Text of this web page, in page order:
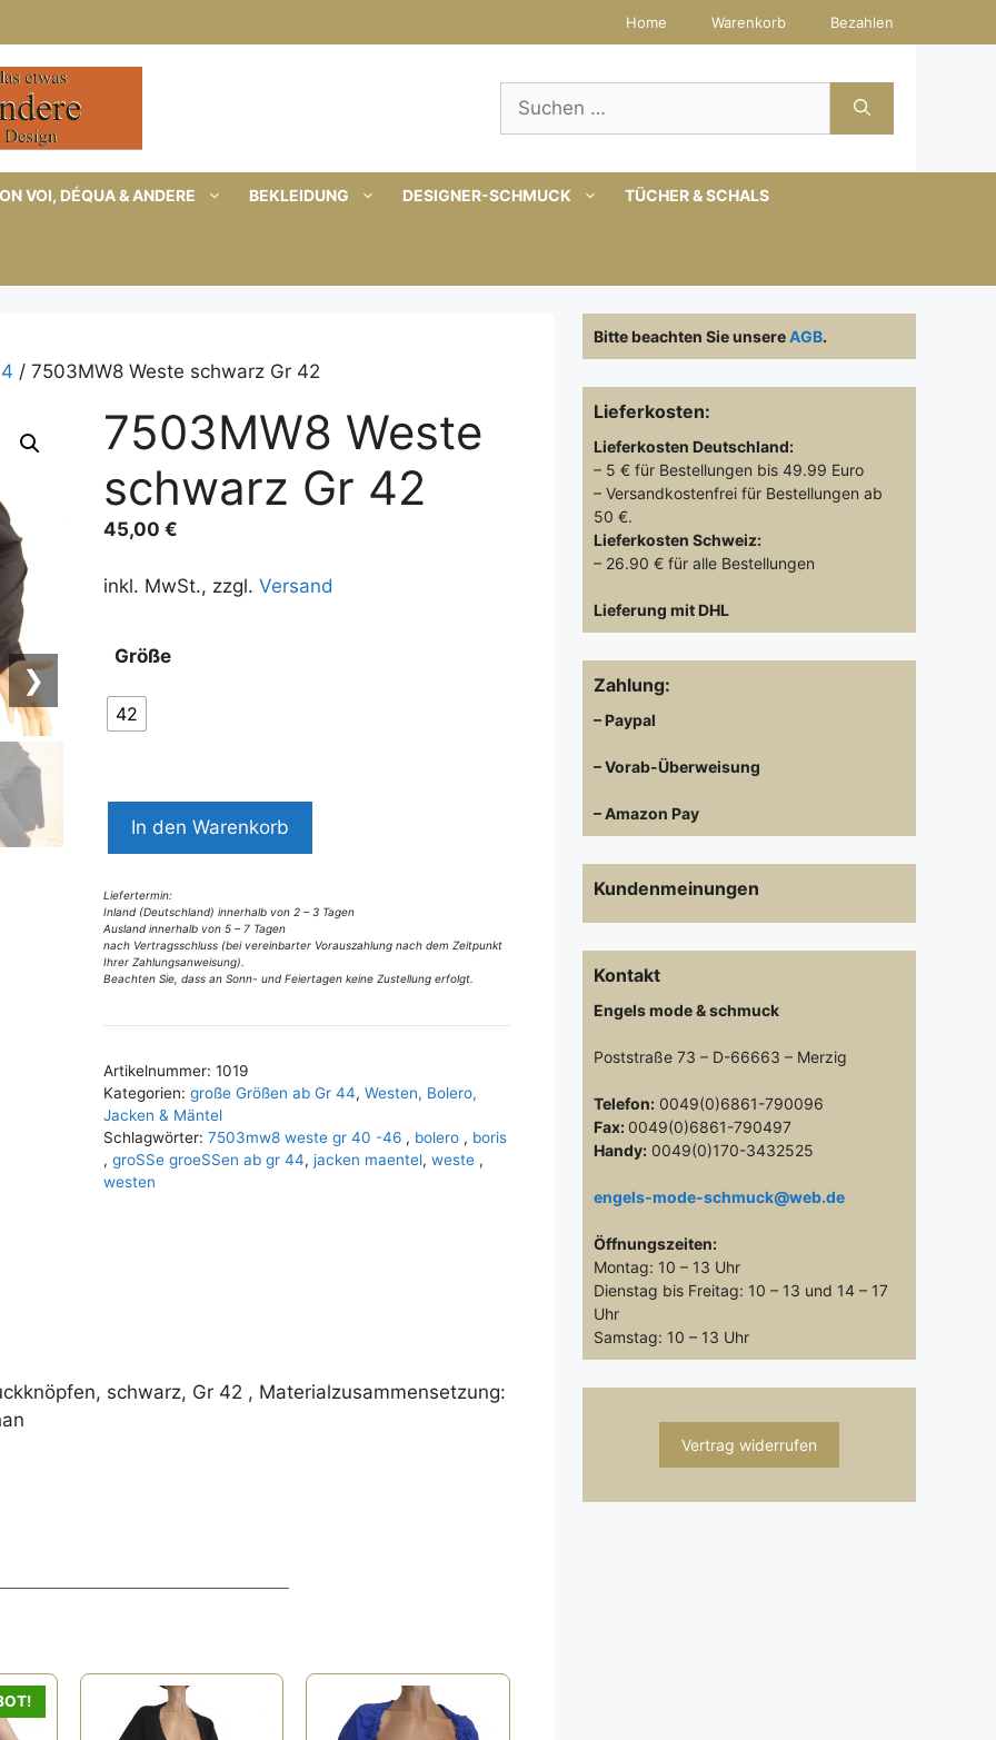
Home Warenkorb Bezahlen
Suchen
nach:
VOI, DÉQUA & ANDERE BEKLEIDUNG DESIGNER-SCHMUCK TÜCHER & SCHALS
/ 7503MW8 Weste schwarz Gr 42
❯
7503MW8 Weste
schwarz Gr 42
45,00€
inkl. MwSt., zzgl.Versand
Größe
42
7503MW8
Weste
Gr
42
Menge
In den Warenkorb
Liefertermin:
Inland (Deutschland) innerhalb von 2 – 3 Tagen
Ausland innerhalb von 5 – 7 Tagen
nach Vertragsschluss (bei vereinbarter Vorauszahlung nach dem Zeitpunkt
Ihrer Zahlungsanweisung).
Beachten Sie, dass an Sonn- und Feiertagen keine Zustellung erfolgt.
l
e
r
n
a
Artikelnummer:1019
Kategorien:große Größen ab Gr 44,Westen, Bolero,
Jacken & Mäntel
Schlagwörter:7503mw8 weste gr 40 -46 , bolero , boris
,groSSe groeSSen ab gr 44, jacken maentel,weste ,
westen
schwarz, Gr 42 , Materialzusammensetzung:
Produkt
Produkt
Bitte beachten Sie unsereAGB.
Lieferkosten:
Lieferkosten Deutschland:
– 5 € für Bestellungen bis 49.99 Euro
– Versandkostenfrei für Bestellungen ab
50 €.
Lieferkosten Schweiz:
– 26.90 € für alle Bestellungen
Lieferung mit DHL
Zahlung:
– Paypal
– Vorab-Überweisung
– Amazon Pay
Kundenmeinungen
Kontakt
Engels mode & schmuck
Poststraße 73 – D-66663 – Merzig
Telefon: 0049(0)6861-790096
Fax: 0049(0)6861-790497
Handy: 0049(0)170-3432525
engels-mode-schmuck@web.de
Öffnungszeiten:
Montag: 10 – 13 Uhr
Dienstag bis Freitag: 10 – 13 und 14 – 17
Uhr
Samstag: 10 – 13 Uhr
Vertrag widerrufen